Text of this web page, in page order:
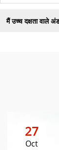
मैं उच्च दक्षता वाले
27
Oct